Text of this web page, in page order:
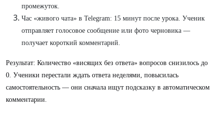
промежуток.
Час «живого чата» в Telegram: 15 минут после урока. Ученик
отправляет голосовое сообщение или фото черновика —
получает короткий комментарий.
Результат: Количество «висящих без ответа» вопросов снизилось до
0. Ученики перестали ждать ответа неделями, повысилась
самостоятельность — они сначала ищут подсказку в автоматическом
комментарии.